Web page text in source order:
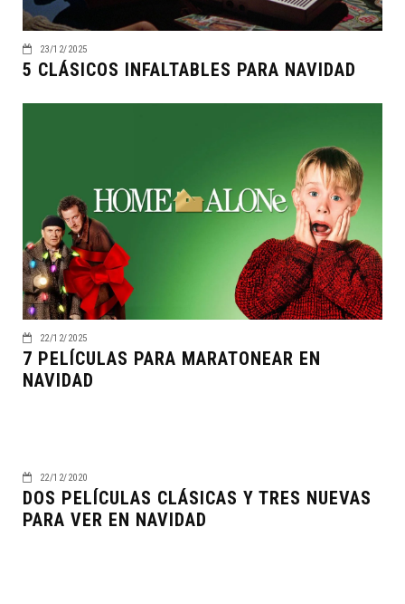
23/12/2025
5 CLÁSICOS INFALTABLES PARA NAVIDAD
22/12/2025
7 PELÍCULAS PARA MARATONEAR EN
NAVIDAD
22/12/2020
DOS PELÍCULAS CLÁSICAS Y TRES NUEVAS
PARA VER EN NAVIDAD